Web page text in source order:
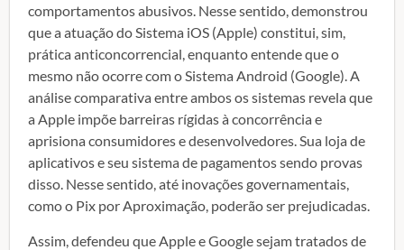
comportamentos abusivos. Nesse sentido, demonstrou
que a atuação do Sistema iOS (Apple) constitui, sim,
prática anticoncorrencial, enquanto entende que o
mesmo não ocorre com o Sistema Android (Google). A
análise comparativa entre ambos os sistemas revela que
a Apple impõe barreiras rígidas à concorrência e
aprisiona consumidores e desenvolvedores. Sua loja de
aplicativos e seu sistema de pagamentos sendo provas
disso. Nesse sentido, até inovações governamentais,
como o Pix por Aproximação, poderão ser prejudicadas.
Assim, defendeu que Apple e Google sejam tratados de